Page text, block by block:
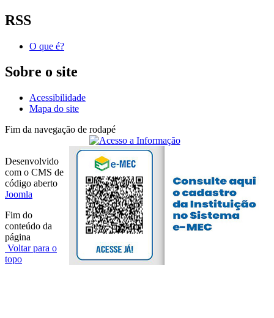
RSS
O que é?
Sobre o site
Acessibilidade
Mapa do site
Fim da navegação de rodapé
Desenvolvido
com o CMS de
código aberto
Joomla
Fim do
conteúdo da
página
Voltar para o
topo